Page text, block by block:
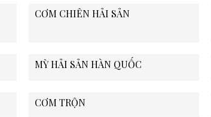
CƠM CHIÊN HẢI SẢN
MỲ HẢI SẢN HÀN QUỐC
CƠM TRỘN